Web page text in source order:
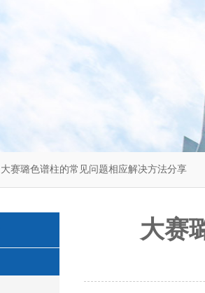
大赛璐色谱柱的常见问题相应解决方法分享
大赛